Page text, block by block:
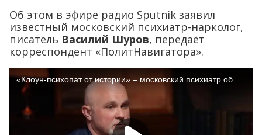
Об этом в эфире радио Sputnik заявил
известный московский психиатр-нарколог,
писатель Василий Шуров, передаёт
корреспондент «ПолитНавигатора».